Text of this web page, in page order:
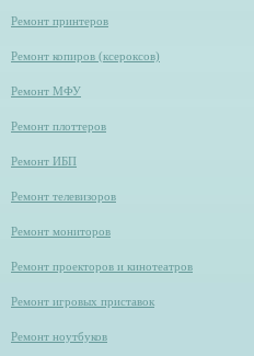
Ремонт принтеров
Ремонт копиров (ксероксов)
Ремонт МФУ
Ремонт плоттеров
Ремонт ИБП
Ремонт телевизоров
Ремонт мониторов
Ремонт проекторов и кинотеатров
Ремонт игровых приставок
Ремонт ноутбуков